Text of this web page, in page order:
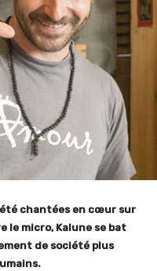
chantées en cœur sur
le micro, Kalune se bat
de société plus